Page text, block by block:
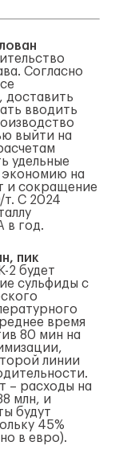
Согласно
доставить
вводить
выйти на
удельные
экономию на
и сокращение
т. С 2024
в год.
пик
2 будет
сульфиды с
время
80 мин на
линии
– расходы на
млн, и
будут
45%
в евро).